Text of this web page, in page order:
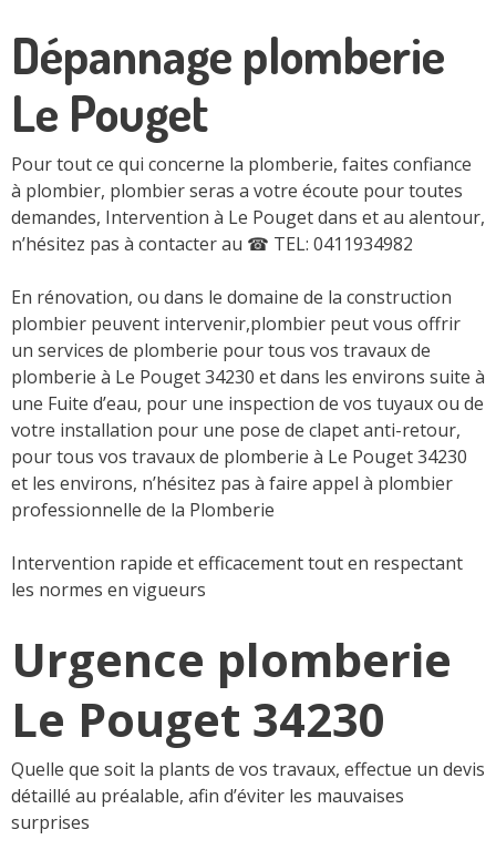
Dépannage plomberie
Le Pouget
Pour tout ce qui concerne la plomberie, faites confiance
à plombier, plombier seras a votre écoute pour toutes
demandes, Intervention à Le Pouget dans et au alentour,
n’hésitez pas à contacter au ☎ TEL: 0411934982
En rénovation, ou dans le domaine de la construction
plombier peuvent intervenir,plombier peut vous offrir
un services de plomberie pour tous vos travaux de
plomberie à Le Pouget 34230 et dans les environs suite à
une Fuite d’eau, pour une inspection de vos tuyaux ou de
votre installation pour une pose de clapet anti-retour,
pour tous vos travaux de plomberie à Le Pouget 34230
et les environs, n’hésitez pas à faire appel à plombier
professionnelle de la Plomberie
Intervention rapide et efficacement tout en respectant
les normes en vigueurs
Urgence plomberie
Le Pouget 34230
Quelle que soit la plants de vos travaux, effectue un devis
détaillé au préalable, afin d’éviter les mauvaises
surprises